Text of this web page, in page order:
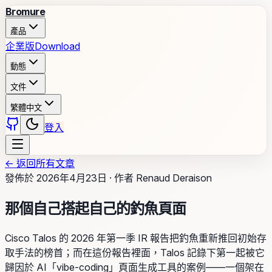
Bromure
產品
企業版Download
動態
文件
繁體中文
登入
← 返回所有文章
發佈於 2026年4月23日 · 作者 Renaud Deraison
那個自己搭起自己的釣魚頁面
Cisco Talos 的 2026 年第一季 IR 報告把釣魚重新推回初始存
取手法的榜首；而在這份報告裡面，Talos 記錄下第一起被它
歸因於 AI「vibe-coding」頁面生成工具的案例——一個架在